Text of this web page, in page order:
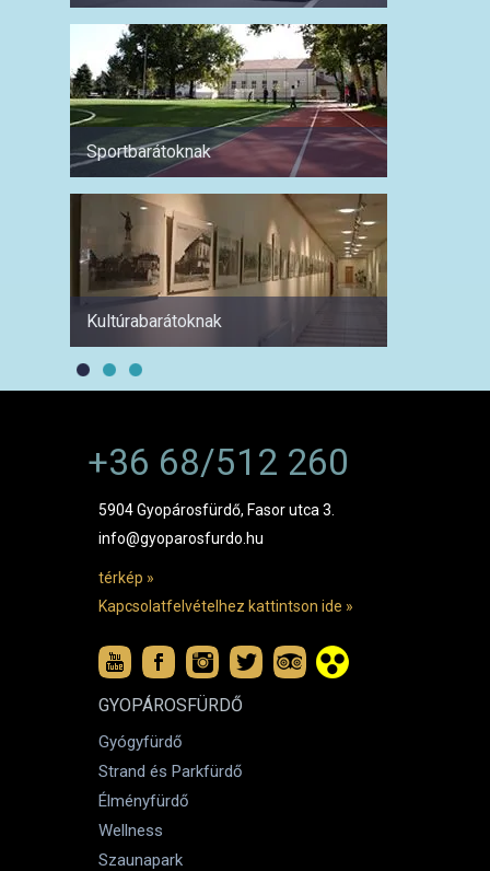
Sportbarátoknak
Kultúrabarátoknak
+36 68/512 260
5904 Gyopárosfürdő, Fasor utca 3.
info@gyoparosfurdo.hu
térkép »
Kapcsolatfelvételhez kattintson ide »
GYOPÁROSFÜRDŐ
Gyógyfürdő
Strand és Parkfürdő
Élményfürdő
Wellness
Szaunapark